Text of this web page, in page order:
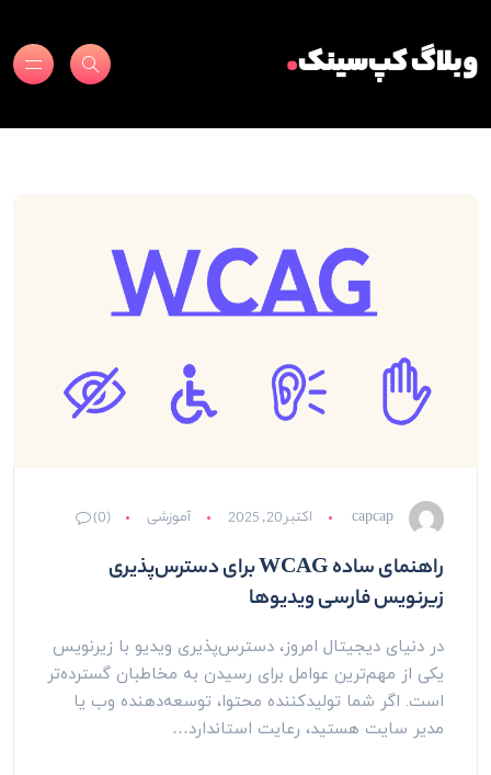
وبلاگ کپ‌سینک.
capcap اکتبر 20, 2025 آموزشی (0)
راهنمای ساده WCAG برای دسترس‌پذیری
زیرنویس فارسی ویدیوها
در دنیای دیجیتال امروز، دسترس‌پذیری ویدیو با زیرنویس
یکی از مهم‌ترین عوامل برای رسیدن به مخاطبان گسترده‌تر
است. اگر شما تولیدکننده محتوا، توسعه‌دهنده وب یا
مدیر سایت هستید، رعایت استاندارد…